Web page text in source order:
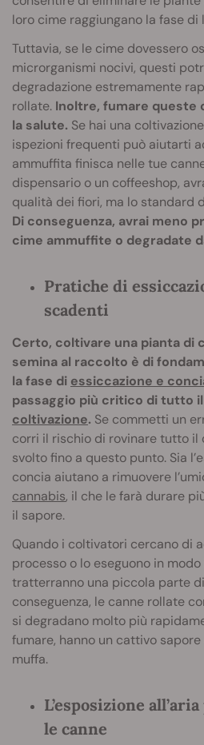
loro cime raggiungano la fase di
Tuttavia, se le cime dovessero
microrganismi nocivi, questi
degradazione estremamente
rollate. Inoltre, fumare queste
la salute. Se hai una
ispezioni frequenti può aiutarti
ammuffita finisca nelle tue
dispensario o un coffeeshop,
qualità dei fiori, ma lo standard
Di conseguenza, avrai meno
cime ammuffite o degradate
Pratiche di
scadenti
Certo, coltivare una pianta di
semina al raccolto è di
la fase di essiccazione e
passaggio più critico di tutto il
coltivazione. Se commetti un
corri il rischio di rovinare tutto il
svolto fino a questo punto. Sia
concia aiutano a rimuovere
cannabis, il che le farà durare
il sapore.
Quando i coltivatori cercano di
processo o lo eseguono in
tratterranno una piccola parte
conseguenza, le canne rollate
si degradano molto più
fumare, hanno un cattivo
muffa.
L’esposizione
le canne